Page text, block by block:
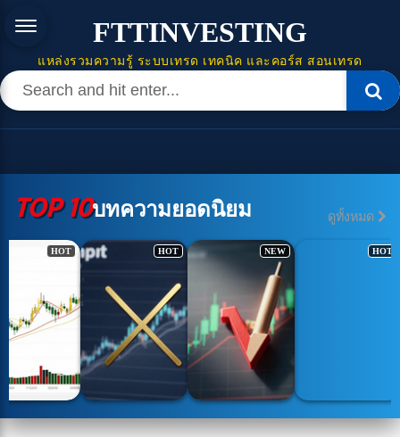
FTTINVESTING
แหล่งรวมความรู้ ระบบเทรด เทคนิค และคอร์ส สอนเทรด
TOP 10บทความยอดนิยม ดูทั้งหมด
HOT HOT NEW HOT